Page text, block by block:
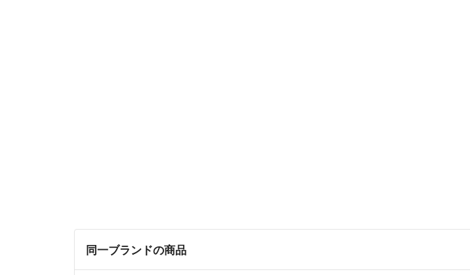
同一ブランドの商品